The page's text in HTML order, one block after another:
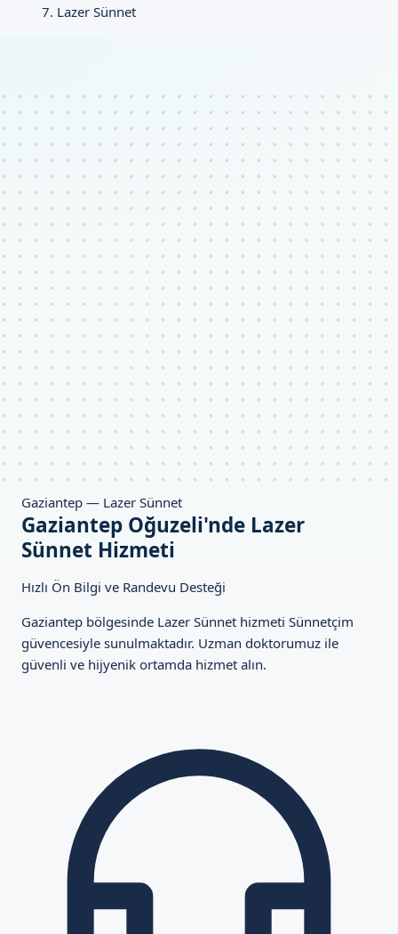
Lazer Sünnet
Gaziantep — Lazer Sünnet
Gaziantep Oğuzeli'nde Lazer
Sünnet Hizmeti
Hızlı Ön Bilgi ve Randevu Desteği
Gaziantep bölgesinde Lazer Sünnet hizmeti Sünnetçim
güvencesiyle sunulmaktadır. Uzman doktorumuz ile
güvenli ve hijyenik ortamda hizmet alın.